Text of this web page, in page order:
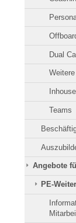
Dual
Teams
Angebote
PE-